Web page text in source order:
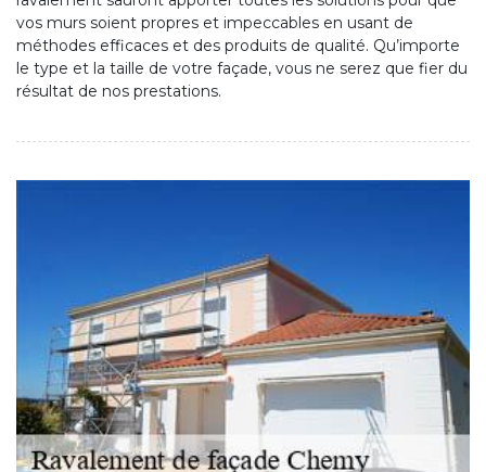
vos murs soient propres et impeccables en usant de
méthodes efficaces et des produits de qualité. Qu’importe
le type et la taille de votre façade, vous ne serez que fier du
résultat de nos prestations.